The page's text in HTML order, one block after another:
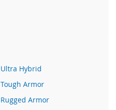
Ultra Hybrid
Tough Armor
Rugged Armor